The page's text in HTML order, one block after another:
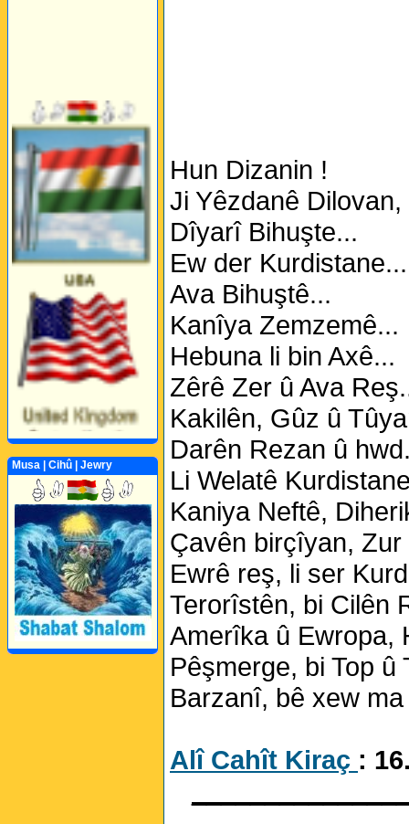
Perwerde ya Zimanê
Kurdî û Îngîlîzî
Musa | Cihû | Jewry
Hun Dizanin !
Ji Yêzdanê Dilovan,
Dîyarî Bihuşte...
Ew der Kurdistane...
Ava Bihuştê...
Kanîya Zemzemê...
Hebuna li bin Axê...
Zêrê Zer û Ava
Kakilên, Gûz û
Darên Rezan û
Li Welatê
Kaniya Neftê,
Çavên birçîyan, Zur
Ewrê reş, li ser
Terorîstên, bi Cilên
Amerîka û Ewropa,
Pêşmerge, bi Top û
Barzanî, bê xew
Alî Cahît Kiraç :